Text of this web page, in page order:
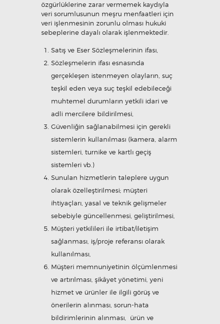
özgürlüklerine zarar vermemek kaydıyla
veri sorumlusunun meşru menfaatleri için
veri işlenmesinin zorunlu olması hukuki
sebeplerine dayalı olarak işlenmektedir.
Satış ve Eser Sözleşmelerinin ifası,
Sözleşmelerin ifası esnasında
gerçekleşen istenmeyen olayların, suç
teşkil eden veya suç teşkil edebileceği
muhtemel durumların yetkili idari ve
adli mercilere bildirilmesi,
Güvenliğin sağlanabilmesi için gerekli
sistemlerin kullanılması (kamera, alarm
sistemleri, turnike ve kartlı geçiş
sistemleri vb.)
Sunulan hizmetlerin taleplere uygun
olarak özelleştirilmesi; müşteri
ihtiyaçları, yasal ve teknik gelişmeler
sebebiyle güncellenmesi, geliştirilmesi,
Müşteri yetkilileri ile irtibat/iletişim
sağlanması, iş/proje referansı olarak
kullanılması,
Müşteri memnuniyetinin ölçümlenmesi
ve artırılması, şikâyet yönetimi, yeni
hizmet ve ürünler ile ilgili görüş ve
önerilerin alınması, sorun-hata
bildirimlerinin alınması, ürün ve